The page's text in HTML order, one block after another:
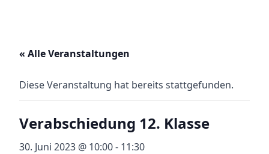
« Alle Veranstaltungen
Diese Veranstaltung hat bereits stattgefunden.
Verabschiedung 12. Klasse
30. Juni 2023 @ 10:00- 11:30